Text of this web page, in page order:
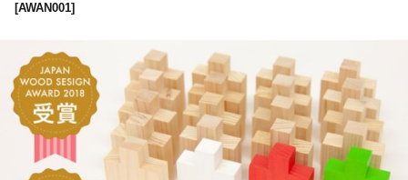
[AWAN001]